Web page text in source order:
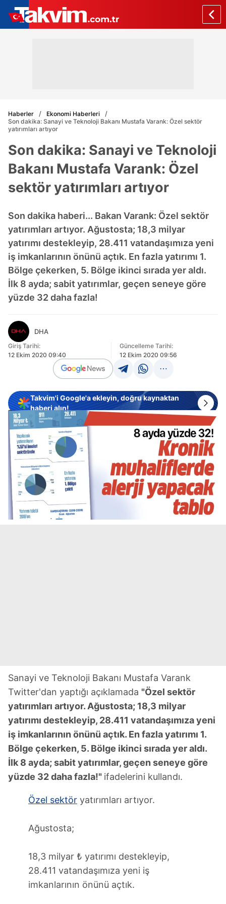
Haberler
Ekonomi Haberleri
Son dakika: Sanayi ve Teknoloji Bakanı Mustafa Varank: Özel sektör
yatırımları artıyor
Son dakika: Sanayi ve Teknoloji
Bakanı Mustafa Varank: Özel
sektör yatırımları artıyor
Son dakika haberi... Bakan Varank: Özel sektör
yatırımları artıyor. Ağustosta; 18,3 milyar
yatırımı destekleyip, 28.411 vatandaşımıza yeni
iş imkanlarının önünü açtık. En fazla yatırımı 1.
Bölge çekerken, 5. Bölge ikinci sırada yer aldı.
İlk 8 ayda; sabit yatırımlar, geçen seneye göre
yüzde 32 daha fazla!
DHA
Giriş Tarihi:
12 Ekim 2020 09:40
Güncelleme Tarihi:
12 Ekim 2020 09:56
Takvim'i Google'a ekleyin, doğru kaynaktan
haberi alın!
Sanayi ve Teknoloji Bakanı Mustafa Varank
Twitter'dan yaptığı açıklamada "Özel sektör
yatırımları artıyor. Ağustosta; 18,3 milyar
yatırımı destekleyip, 28.411 vatandaşımıza yeni
iş imkanlarının önünü açtık. En fazla yatırımı 1.
Bölge çekerken, 5. Bölge ikinci sırada yer aldı.
İlk 8 ayda; sabit yatırımlar, geçen seneye göre
yüzde 32 daha fazla!" ifadelerini kullandı.
Özel sektör yatırımları artıyor.
Ağustosta;
18,3 milyar ₺ yatırımı destekleyip,
28.411 vatandaşımıza yeni iş
imkanlarının önünü açtık.